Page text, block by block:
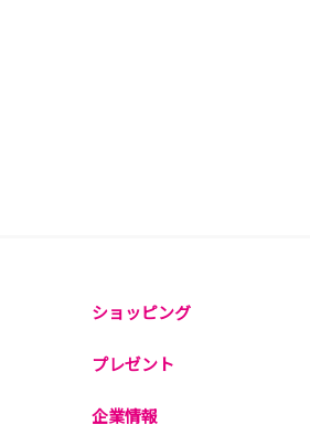
ショッピング
プレゼント
企業情報